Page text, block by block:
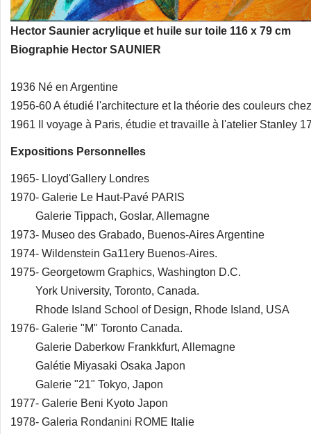
Hector Saunier acrylique et huile sur toile 116 x 79 cm
Biographie Hector SAUNIER
1936 Né en Argentine
1956-60 A étudié l'architecture et la théorie des couleurs
1961 Il voyage à Paris, étudie et travaille à l'atelier Stanley
Expositions Personnelles
1965- Lloyd'Gallery Londres
1970- Galerie Le Haut-Pavé PARIS
Galerie Tippach, Goslar, Allemagne
1973- Museo des Grabado, Buenos-Aires Argentine
1974- Wildenstein Ga11ery Buenos-Aires.
1975- Georgetowm Graphics, Washington D.C.
York University, Toronto, Canada.
Rhode Island School of Design, Rhode Island, USA
1976- Galerie "M" Toronto Canada.
Galerie Daberkow Frankkfurt, Allemagne
Galétie Miyasaki Osaka Japon
Galerie "21" Tokyo, Japon
1977- Galerie Beni Kyoto Japon
1978- Galeria Rondanini ROME Italie